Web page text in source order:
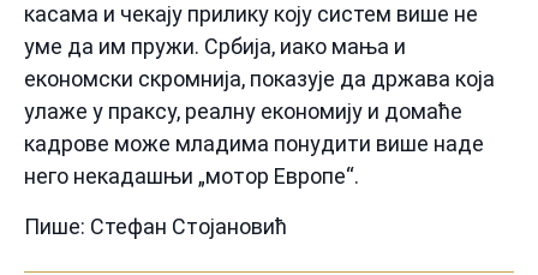
касама и чекају прилику коју систем више не
уме да им пружи. Србија, иако мања и
економски скромнија, показује да држава која
улаже у праксу, реалну економију и домаће
кадрове може младима понудити више наде
него некадашњи „мотор Европе“.
Пише: Стефан Стојановић